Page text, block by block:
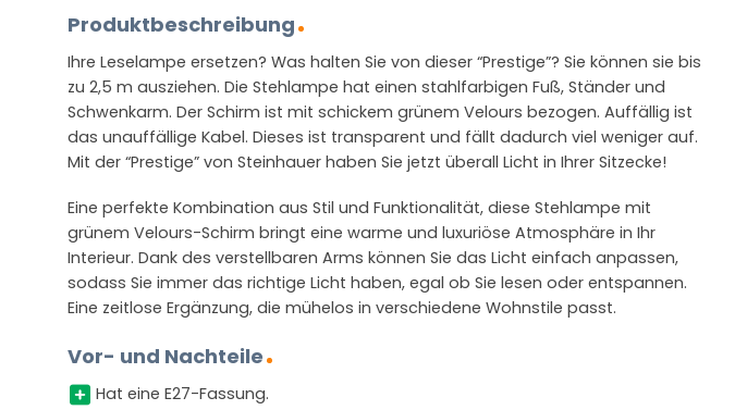
Produktbeschreibung
Ihre Leselampe ersetzen? Was halten Sie von dieser “Prestige”? Sie können sie bis
zu 2,5 m ausziehen. Die Stehlampe hat einen stahlfarbigen Fuß, Ständer und
Schwenkarm. Der Schirm ist mit schickem grünem Velours bezogen. Auffällig ist
das unauffällige Kabel. Dieses ist transparent und fällt dadurch viel weniger auf.
Mit der “Prestige” von Steinhauer haben Sie jetzt überall Licht in Ihrer Sitzecke!
Eine perfekte Kombination aus Stil und Funktionalität, diese Stehlampe mit
grünem Velours-Schirm bringt eine warme und luxuriöse Atmosphäre in Ihr
Interieur. Dank des verstellbaren Arms können Sie das Licht einfach anpassen,
sodass Sie immer das richtige Licht haben, egal ob Sie lesen oder entspannen.
Eine zeitlose Ergänzung, die mühelos in verschiedene Wohnstile passt.
Vor- und Nachteile
Hat eine E27-Fassung.